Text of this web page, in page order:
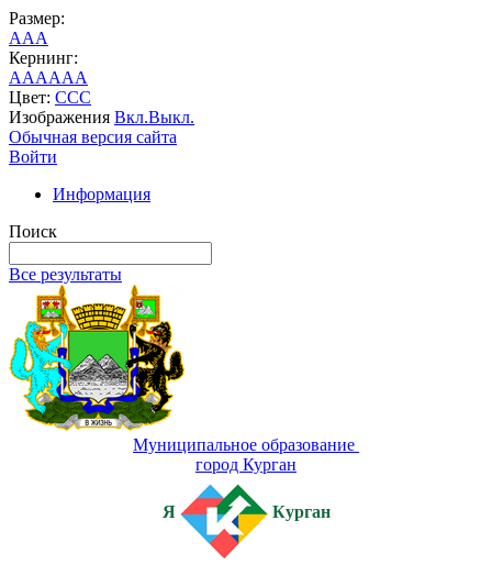
Размер:
AAA
Кернинг:
AAAAAA
Цвет: CCC
Изображения Вкл.Выкл.
Обычная версия сайта
Войти
Информация
Поиск
Все результаты
Муниципальное образование
город Курган
Я Курган